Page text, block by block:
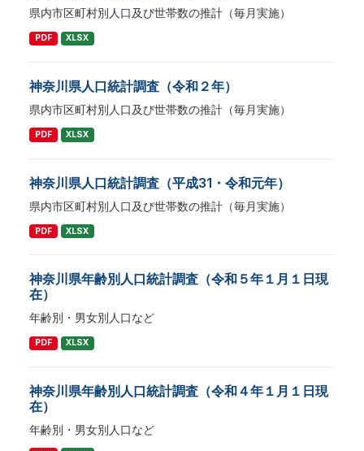
県内市区町村別人口及び世帯数の推計（毎月実施）
PDF XLSX
神奈川県人口統計調査（令和２年）
県内市区町村別人口及び世帯数の推計（毎月実施）
PDF XLSX
神奈川県人口統計調査（平成31・令和元年）
県内市区町村別人口及び世帯数の推計（毎月実施）
PDF XLSX
神奈川県年齢別人口統計調査（令和５年１月１日現
在）
年齢別・男女別人口など
PDF XLSX
神奈川県年齢別人口統計調査（令和４年１月１日現
在）
年齢別・男女別人口など